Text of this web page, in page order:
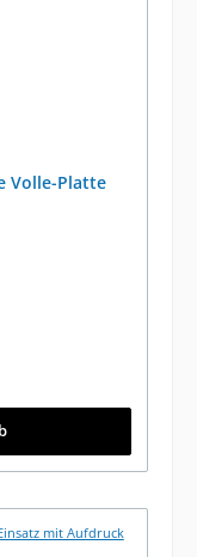
Volle-Platte